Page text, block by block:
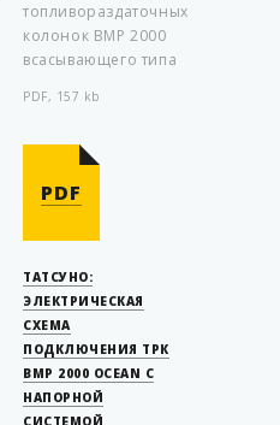
топливораздаточных
колонок BMP 2000
всасывающего типа
PDF, 157 kb
PDF
ТАТСУНО:
ЭЛЕКТРИЧЕСКАЯ
СХЕМА
ПОДКЛЮЧЕНИЯ ТРК
BMP 2000 OCEAN С
НАПОРНОЙ
СИСТЕМОЙ